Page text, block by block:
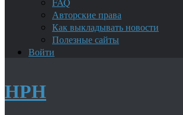
Авторские права
Как выкладывать новости
Полезные сайты
Войти
НРН